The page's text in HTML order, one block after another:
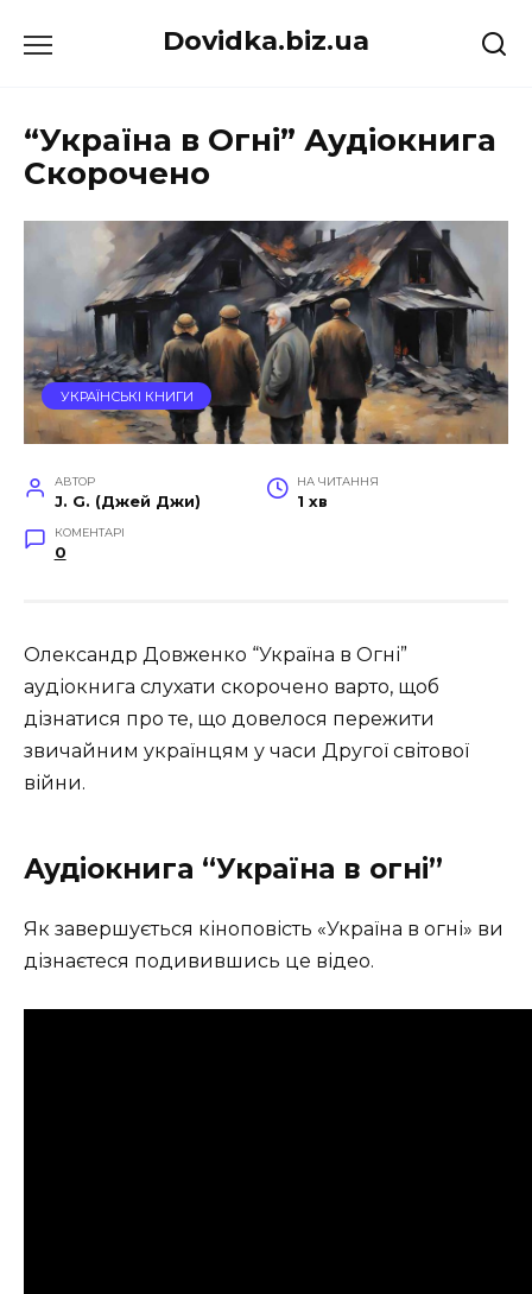
до
Dovidka.biz.ua
“Україна в Огні” Аудіокнига
Скорочено
УКРАЇНСЬКІ КНИГИ
АВТОР
J. G. (Джей Джи)
НА ЧИТАННЯ
1 хв
КОМЕНТАРІ
0
Олександр Довженко “Україна в Огні”
аудіокнига слухати скорочено варто, щоб
дізнатися про те, що довелося пережити
звичайним українцям у часи Другої світової
війни.
Аудіокнига “Україна в огні”
Як завершується кіноповість «Україна в огні» ви
дізнаєтеся подивившись це відео.